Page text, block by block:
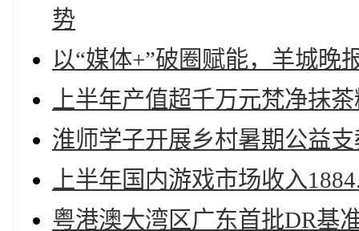
势
以“媒体+”破圈赋能，羊城晚
上半年产值超千万元梵净抹
淮师学子开展乡村暑期公益
上半年国内游戏市场收入
粤港澳大湾区广东首批DR基